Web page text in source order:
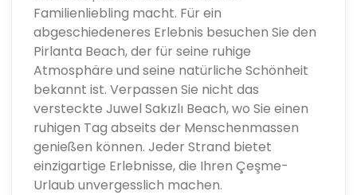
Familienliebling macht. Für ein
abgeschiedeneres Erlebnis besuchen Sie den
Pirlanta Beach, der für seine ruhige
Atmosphäre und seine natürliche Schönheit
bekannt ist. Verpassen Sie nicht das
versteckte Juwel Sakızlı Beach, wo Sie einen
ruhigen Tag abseits der Menschenmassen
genießen können. Jeder Strand bietet
einzigartige Erlebnisse, die Ihren Çeşme-
Urlaub unvergesslich machen.